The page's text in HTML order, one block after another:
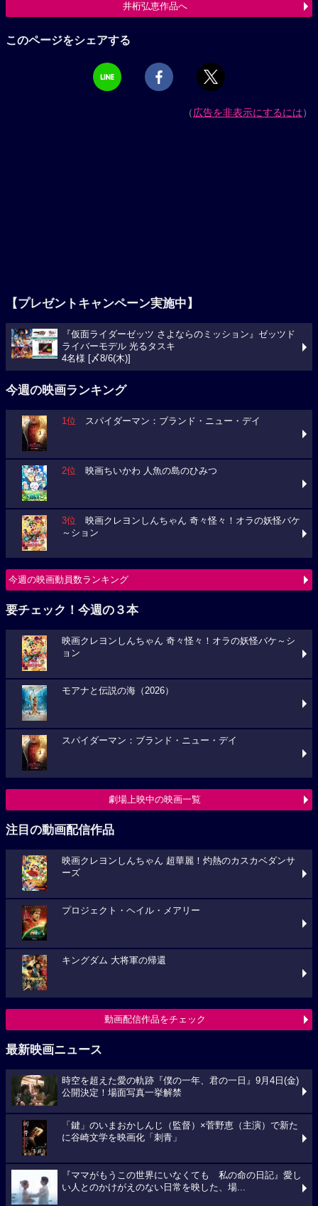
井桁弘恵作品へ
このページをシェアする
（広告を非表示にするには）
【プレゼントキャンペーン実施中】
『仮面ライダーゼッツ さよならのミッション』ゼッツド
ライバーモデル 光るタスキ
4名様 [〆8/6(木)]
今週の映画ランキング
1位 スパイダーマン：ブランド・ニュー・デイ
2位 映画ちいかわ 人魚の島のひみつ
3位 映画クレヨンしんちゃん 奇々怪々！オラの妖怪バケ
～ション
今週の映画動員数ランキング
要チェック！今週の３本
映画クレヨンしんちゃん 奇々怪々！オラの妖怪バケ～シ
ョン
モアナと伝説の海（2026）
スパイダーマン：ブランド・ニュー・デイ
劇場上映中の映画一覧
注目の動画配信作品
映画クレヨンしんちゃん 超華麗！灼熱のカスカベダンサ
ーズ
プロジェクト・ヘイル・メアリー
キングダム 大将軍の帰還
動画配信作品をチェック
最新映画ニュース
時空を超えた愛の軌跡『僕の一年、君の一日』9月4日(金)
公開決定！場面写真一挙解禁
「鍵」のいまおかしんじ（監督）×菅野恵（主演）で新た
に谷崎文学を映画化「刺青」
『ママがもうこの世界にいなくても 私の命の日記』愛し
い人とのかけがえのない日常を映した、場...